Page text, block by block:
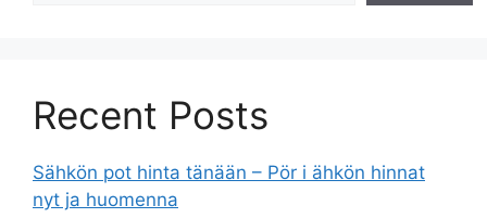
Recent Posts
Sähkön pot hinta tänään – Pör i ähkön hinnat
nyt ja huomenna